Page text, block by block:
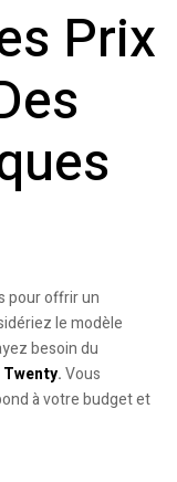
Prix
pour offrir un
le modèle
besoin du
Twenty.Vous
à votre budget et